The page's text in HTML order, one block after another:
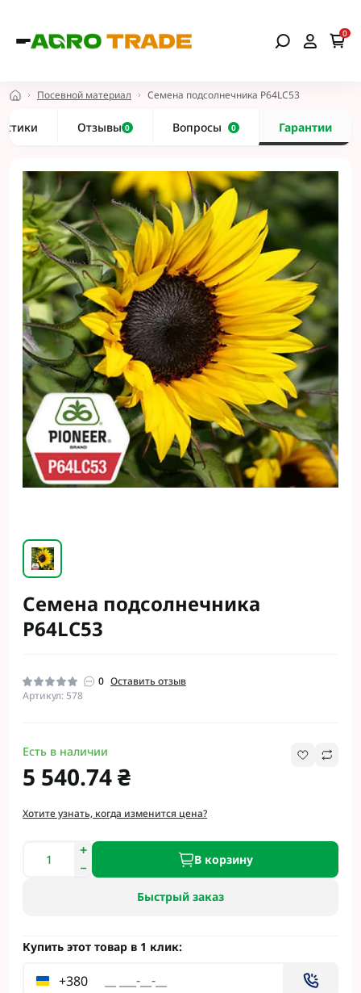
0
Посевной материал Семена подсолнечника P64LC53
Отзывы 0 Вопросы 0 Гарантии
Семена подсолнечника
P64LC53
0 Оставить отзыв
Артикул: 578
Есть в наличии
5 540.74 ₴
Хотите узнать, когда изменится цена?
В корзину
Быстрый заказ
Купить этот товар в 1 клик:
+380